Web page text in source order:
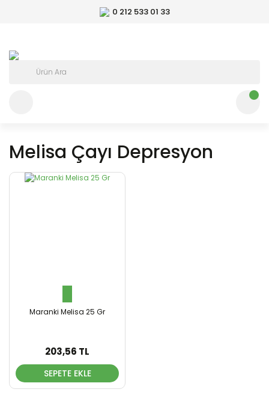
0 212 533 01 33
Melisa Çayı Depresyon
Maranki Melisa 25 Gr
203,56 TL
SEPETE EKLE